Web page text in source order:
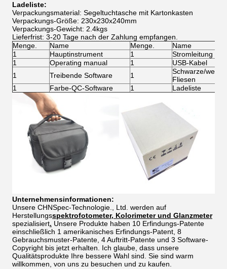
Ladeliste:
Verpackungsmaterial: Segeltuchtasche mit Kartonkasten
Verpackungs-Größe: 230x230x240mm
Verpackungs-Gewicht: 2.4kgs
Lieferfrist: 3-20 Tage nach der Zahlung empfangen.
Menge.
Name Menge.
Name
1
Hauptinstrument 1
Stromleitung
1
Operating manual 1
USB-Kabel
1
Treibende Software 1
Schwarze/
Fliesen
1
Farbe-QC-Software 1 Ladeliste
Unternehmensinformationen:
Unsere CHNSpec-Technologie., Ltd. werden auf
Herstellungsspektrofotometer, Kolorimeter und Glanzmeter
spezialisiert. Unsere Produkte haben 10 Erfindungs-Patente
einschließlich 1 amerikanisches Erfindungs-Patent, 8
Gebrauchsmuster-Patente, 4 Auftritt-Patente und 3 Software-
Copyright bis jetzt erhalten. Ich glaube, dass unsere
Qualitätsprodukte Ihre bessere Wahl sind. Sie sind warm
willkommen, von uns zu besuchen und zu kaufen.